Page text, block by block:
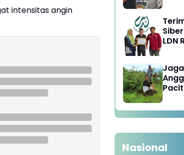
intensitas angin
LDN
Raya
Nasional